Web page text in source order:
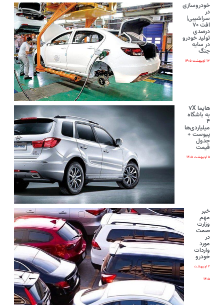
خودروسازی
در
سراشیبی|
افت ۷۰
درصدی
تولید خودرو
در سایه
جنگ
۱۳ اردیبهشت ۱۴۰۵
هایما ۷X
به باشگاه
۴
میلیاردی‌ها
پیوست +
جدول
قیمت
۵ اردیبهشت ۱۴۰۵
خبر
مهم
وزارت
صمت
در
مورد
واردات
خودرو
۲ اردیبهشت
۱۴۰۵